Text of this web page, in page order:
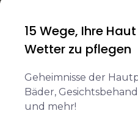
15 Wege, Ihre
Wetter zu pflegen
Geheimnisse der
Bäder,
und mehr!